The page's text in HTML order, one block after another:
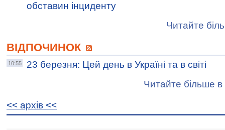
обставин інциденту
Читайте
ВІДПОЧИНОК
10:55
23 березня: Цей день в Україні та в світі
Читайте більше в
<< архiв <<